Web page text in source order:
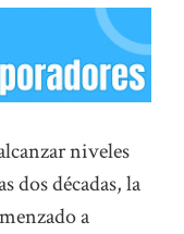
niveles
dos décadas, la
a